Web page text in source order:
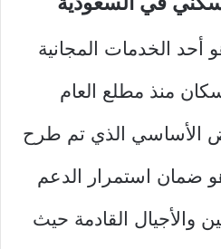
الخدمات المجانية
منذ مطلع العام
الأساسي الذي تم طرح
ضمان استمرار الدعم
والأجيال القادمة حيث